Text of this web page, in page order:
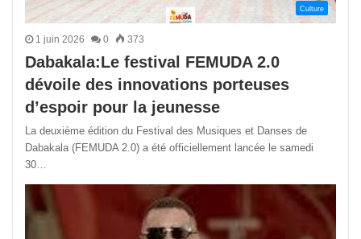
Culture
1 juin 2026 0 373
Dabakala:Le festival FEMUDA 2.0
dévoile des innovations porteuses
d’espoir pour la jeunesse
La deuxième édition du Festival des Musiques et Danses de
Dabakala (FEMUDA 2.0) a été officiellement lancée le samedi
30…